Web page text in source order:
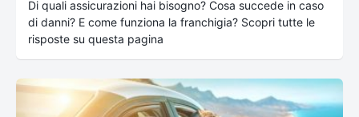
Di quali assicurazioni hai bisogno? Cosa succede in caso
di danni? E come funziona la franchigia? Scopri tutte le
risposte su questa pagina